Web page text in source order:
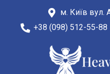
м. Київ вул.
+38 (098) 512-55-88